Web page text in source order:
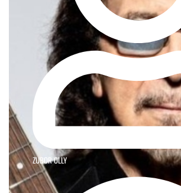
ZUBOR OLLY